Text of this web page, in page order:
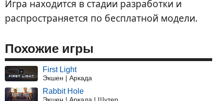
Игра находится в стадии разработки и
распространяется по бесплатной модели.
Похожие игры
First Light
Экшен | Аркада
Rabbit Hole